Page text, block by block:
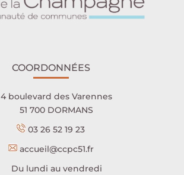
COORDONNÉES
4 boulevard des Varennes
51 700 DORMANS
03 26 52 19 23
accueil@ccpc51.fr
Du lundi au vendredi